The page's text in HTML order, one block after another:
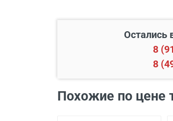
Установка
Остались
8
8
Похожие по цене